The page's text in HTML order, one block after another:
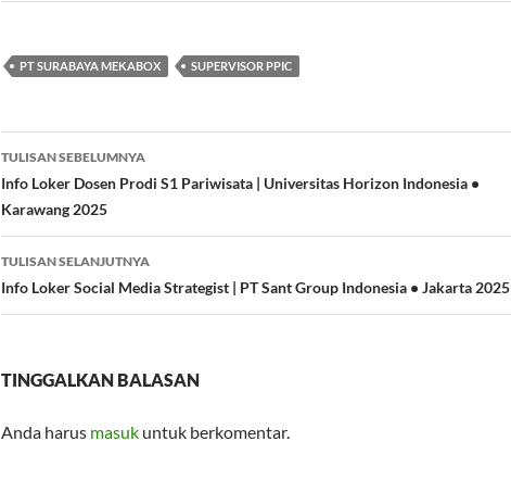
PT SURABAYA MEKABOX SUPERVISOR PPIC
Navigasi
Tulisan
TULISAN SEBELUMNYA
Info Loker Dosen Prodi S1 Pariwisata | Universitas Horizon Indonesia •
Karawang 2025
TULISAN SELANJUTNYA
Info Loker Social Media Strategist | PT Sant Group Indonesia • Jakarta 2025
TINGGALKAN BALASAN
Anda harus masuk untuk berkomentar.